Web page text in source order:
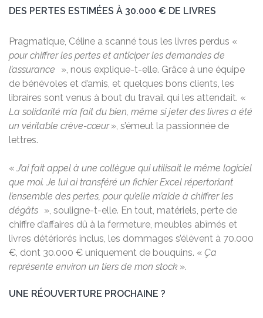
DES PERTES ESTIMÉES À 30.000 € DE LIVRES
Pragmatique, Céline a scanné tous les livres perdus «
pour chiffrer les pertes et anticiper les demandes de
l’assurance », nous explique-t-elle. Grâce à une équipe
de bénévoles et d’amis, et quelques bons clients, les
libraires sont venus à bout du travail qui les attendait. «
La solidarité m’a fait du bien, même si jeter des livres a été
un véritable crève-cœur», s’émeut la passionnée de
lettres.
«J’ai fait appel à une collègue qui utilisait le même logiciel
que moi. Je lui ai transféré un fichier Excel répertoriant
l’ensemble des pertes, pour qu’elle m’aide à chiffrer les
dégâts », souligne-t-elle. En tout, matériels, perte de
chiffre d’affaires dû à la fermeture, meubles abîmés et
livres détériorés inclus, les dommages s’élèvent à 70.000
€, dont 30.000 € uniquement de bouquins. « Ça
représente environ un tiers de mon stock ».
UNE RÉOUVERTURE PROCHAINE ?